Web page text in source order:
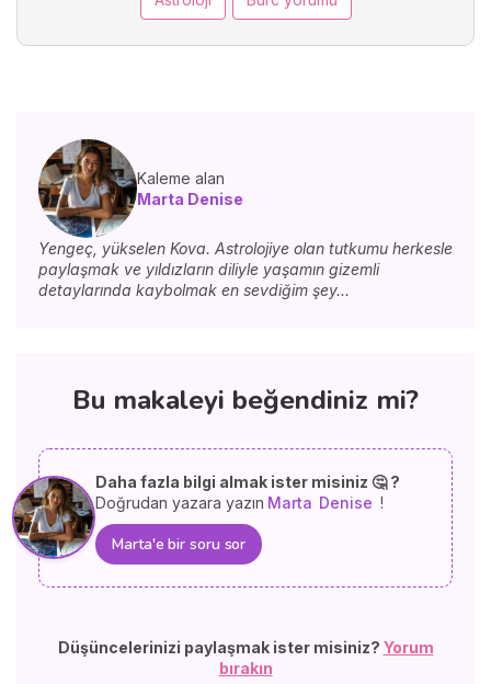
Kaleme alan
Marta Denise
Yengeç, yükselen Kova. Astrolojiye olan tutkumu herkesle
paylaşmak ve yıldızların diliyle yaşamın gizemli
detaylarında kaybolmak en sevdiğim şey...
Bu makaleyi beğendiniz mi?
Daha fazla bilgi almak ister misiniz 🤔 ?
Doğrudan yazara yazın Marta Denise !
Marta'e bir soru sor
Düşüncelerinizi paylaşmak ister misiniz? Yorum
bırakın